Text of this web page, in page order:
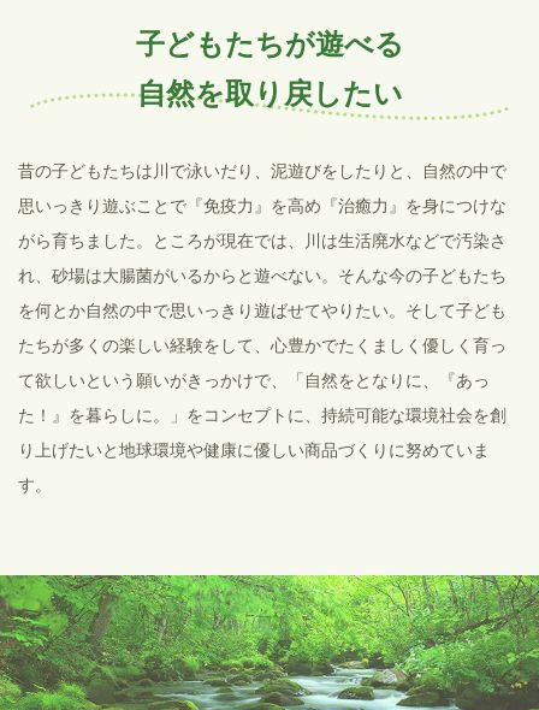
子どもたちが遊べる
自然を取り戻したい
昔の子どもたちは川で泳いだり、泥遊びをしたりと、自然の中で
思いっきり遊ぶことで『免疫力』を高め『治癒力』を身につけな
がら育ちました。ところが現在では、川は生活廃水などで汚染さ
れ、砂場は大腸菌がいるからと遊べない。そんな今の子どもたち
を何とか自然の中で思いっきり遊ばせてやりたい。そして子ども
たちが多くの楽しい経験をして、心豊かでたくましく優しく育っ
て欲しいという願いがきっかけで、「自然をとなりに、『あっ
た！』を暮らしに。」をコンセプトに、持続可能な環境社会を創
り上げたいと地球環境や健康に優しい商品づくりに努めていま
す。